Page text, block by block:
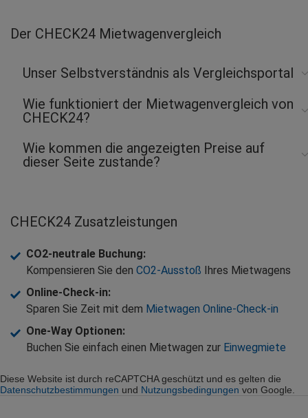
Der CHECK24 Mietwagenvergleich
Unser Selbstverständnis als Vergleichsportal
Wie funktioniert der Mietwagenvergleich von
CHECK24?
Wie kommen die angezeigten Preise auf
dieser Seite zustande?
CHECK24 Zusatzleistungen
CO2-neutrale Buchung:
Kompensieren Sie den CO2-Ausstoß Ihres Mietwagens
Online-Check-in:
Sparen Sie Zeit mit dem Mietwagen Online-Check-in
One-Way Optionen:
Buchen Sie einfach einen Mietwagen zur Einwegmiete
Diese Website ist durch reCAPTCHA geschützt und es gelten die
Datenschutzbestimmungen und Nutzungsbedingungen von Google.